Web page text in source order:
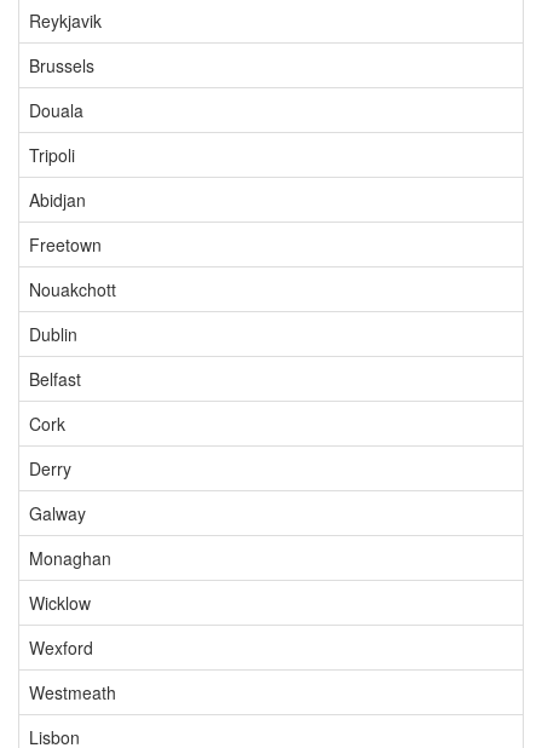
Reykjavik
Brussels
Douala
Tripoli
Abidjan
Freetown
Nouakchott
Dublin
Belfast
Cork
Derry
Galway
Monaghan
Wicklow
Wexford
Westmeath
Lisbon